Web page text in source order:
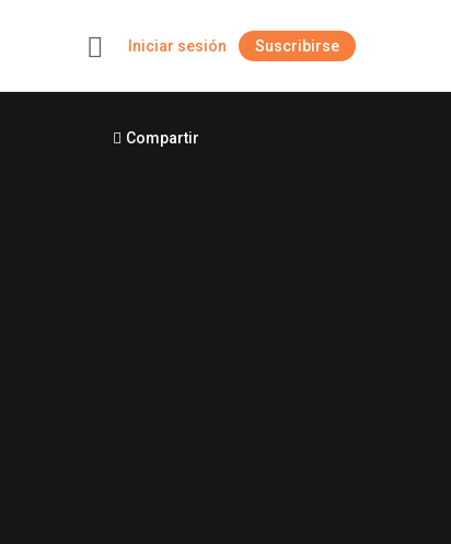
Iniciar sesión Suscribirse
Compartir